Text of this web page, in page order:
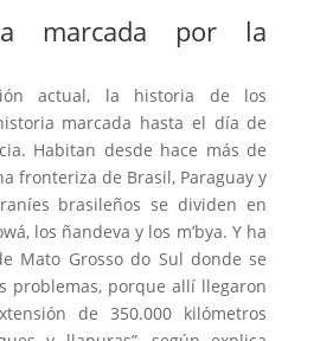
marcada por la
actual, la historia de los
marcada hasta el día de
Habitan desde hace más de
fronteriza de Brasil, Paraguay y
brasileños se dividen en
los ñandeva y los m’bya. Y ha
Mato Grosso do Sul donde se
problemas, porque allí llegaron
de 350.000 kilómetros